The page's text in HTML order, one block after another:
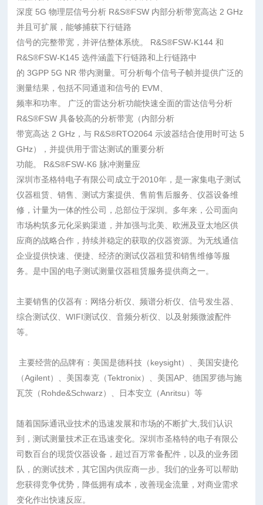
深度 5G 物理层信号分析 R&S®FSW 内部分析带宽高达 2 GHz
并且可扩展，能够捕获下行链路
信号的完整带宽，并评估整体系统。 R&S®FSW-K144 和
R&S®FSW-K145 选件涵盖下行链路和上行链路中
的 3GPP 5G NR 带内测量。可分析每个信号子帧并提供广泛的
测量结果，包括不同通道和信号的 EVM、
频率和功率。 广泛的雷达分析功能快速全面的雷达信号分析
R&S®FSW 具备较高的分析带宽（内部分析
带宽高达 2 GHz，与 R&S®RTO2064 示波器结合使用时可达 5
GHz），并提供用于雷达测试的重要分析
功能。 R&S®FSW-K6 脉冲测量应
深圳市圣格特电子有限公司成立于2010年，是一家集电子测试
仪器租赁、销售、测试方案提供、售前售后服务、仪器设备维
修，计量为一体的性公司，总部位于深圳。多年来，公司面向
市场构筑多元化采购渠道，并加强与北美、欧洲及亚太地区供
应商的战略合作，持续并稳定的获取的仪器资源。为无线通信
企业提供快速、便捷、经济的测试仪器租赁和销售维修等服
务。是中国的电子测试测量仪器租赁服务提供商之一。
主要销售的仪器有：网络分析仪、频谱分析仪、信号发生器、
综合测试仪、WIFI测试仪、音频分析仪、以及射频微波配件
等。
主要经营的品牌有：美国是德科技（keysight）、美国安捷伦
（Agilent）、美国泰克（Tektronix）、美国AP、德国罗德与施
瓦茨（Rohde&Schwarz）、日本安立（Anritsu）等
随着国际通讯业技术的迅速发展和市场的不断扩大,我们认识
到，测试测量技术正在迅速变化。深圳市圣格特的电子有限公
司数百台的现货仪器设备，超过百万常备配件，以及的业务团
队，的测试技术，其它国内供应商一步。我们的业务可以帮助
您获得竞争优势，降低拥有成本，改善现金流量，对商业需求
变化作出快速反应。